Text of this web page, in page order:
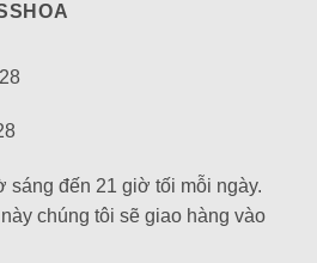
sáng đến 21 giờ tối mỗi ngày.
chúng tôi sẽ giao hàng vào